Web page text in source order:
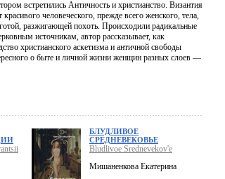
встретились Античность и христианство. Византия
человеческого, прежде всего женского, тела,
разжигающей похоть. Происходили радикальные
источникам, автор рассказывает, как
христианского аскетизма и античной свободы
о быте и личной жизни женщин разных слоев —
БЛУДЛИВОЕ
СРЕДНЕВЕКОВЬЕ
Bludlivoe Srednevekov'e
Мишаненкова Екатерина